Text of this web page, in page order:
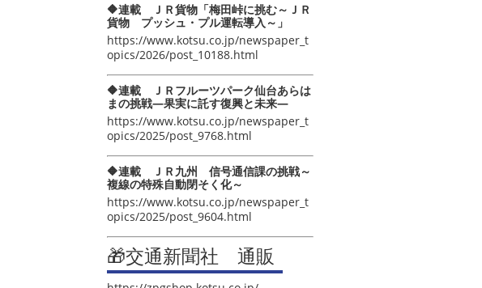
🔶連載 ＪＲ貨物「梅田峠に挑む～ＪＲ
貨物 プッシュ・プル運転導入～」
https://www.kotsu.co.jp/newspaper_t
opics/2026/post_10188.html
🔶連載 ＪＲフルーツパーク仙台あらは
まの挑戦―果実に託す復興と未来―
https://www.kotsu.co.jp/newspaper_t
opics/2025/post_9768.html
🔶連載 ＪＲ九州 信号通信課の挑戦～
複線の特殊自動閉そく化～
https://www.kotsu.co.jp/newspaper_t
opics/2025/post_9604.html
🎁交通新聞社 通販